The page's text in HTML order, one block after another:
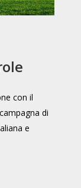
con il
campagna di
e